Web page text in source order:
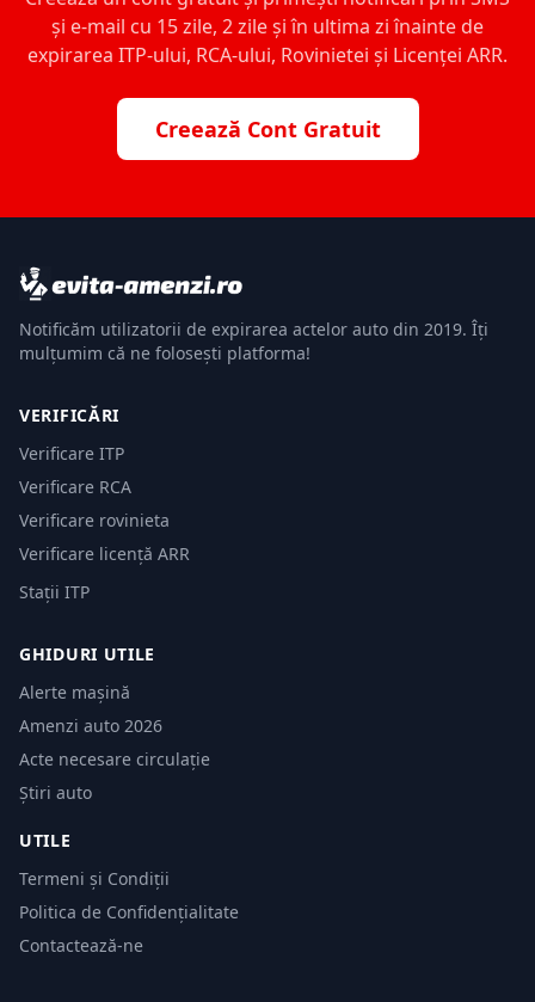
și e-mail cu 15 zile, 2 zile și în ultima zi înainte de
expirarea ITP-ului, RCA-ului, Rovinietei și Licenței ARR.
Creează Cont Gratuit
Notificăm utilizatorii de expirarea actelor auto din 2019. Îți
mulțumim că ne folosești platforma!
VERIFICĂRI
Verificare ITP
Verificare RCA
Verificare rovinieta
Verificare licență ARR
Stații ITP
GHIDURI UTILE
Alerte mașină
Amenzi auto 2026
Acte necesare circulație
Știri auto
UTILE
Termeni și Condiții
Politica de Confidențialitate
Contactează-ne